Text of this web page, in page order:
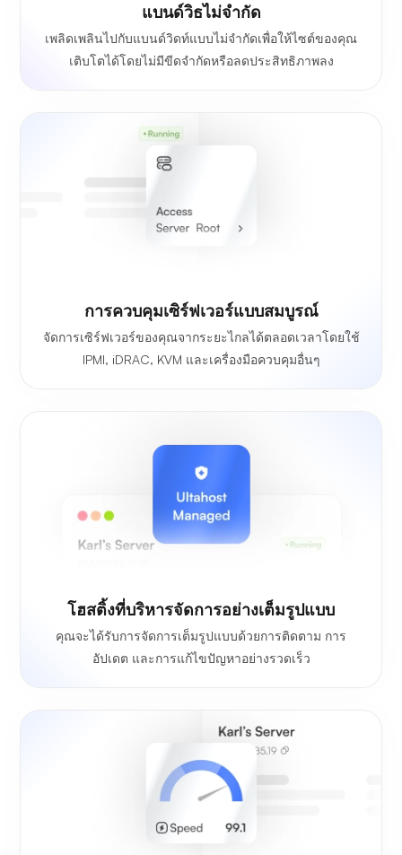
แบนด์วิธไม่จำกัด
เพลิดเพลินไปกับแบนด์วิดท์แบบไม่จำกัดเพื่อให้ไซต์ของคุณ
เติบโตได้โดยไม่มีขีดจำกัดหรือลดประสิทธิภาพลง
การควบคุมเซิร์ฟเวอร์แบบสมบูรณ์
จัดการเซิร์ฟเวอร์ของคุณจากระยะไกลได้ตลอดเวลาโดยใช้
IPMI, iDRAC, KVM และเครื่องมือควบคุมอื่นๆ
โฮสติ้งที่บริหารจัดการอย่างเต็มรูปแบบ
คุณจะได้รับการจัดการเต็มรูปแบบด้วยการติดตาม การ
อัปเดต และการแก้ไขปัญหาอย่างรวดเร็ว